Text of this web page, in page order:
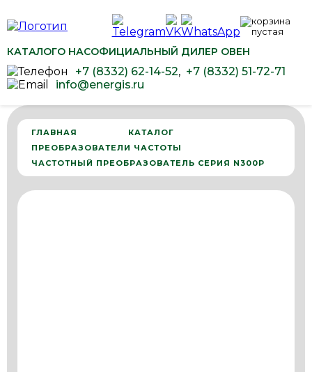
КАТАЛОГО НАСОФИЦИАЛЬНЫЙ ДИЛЕР ОВЕН
+7 (8332) 62-14-52, +7 (8332) 51-72-71
info@energis.ru
ГЛАВНАЯ
КАТАЛОГ
ПРЕОБРАЗОВАТЕЛИ ЧАСТОТЫ
ЧАСТОТНЫЙ ПРЕОБРАЗОВАТЕЛЬ СЕРИЯ N300P